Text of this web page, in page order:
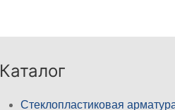
Каталог
Стеклопластиковая